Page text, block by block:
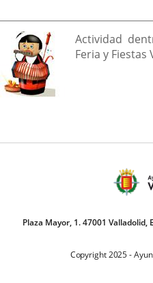
DescripciónActividad
Feria y Fiestas
Plaza Mayor, 1. 47001 Valladolid,
Copyright 2025 -